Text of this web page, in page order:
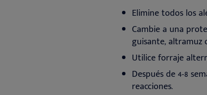
Elimine todos los
Cambie a una
guisante, altramuz
Utilice forraje
Después de 4-8
reacciones.